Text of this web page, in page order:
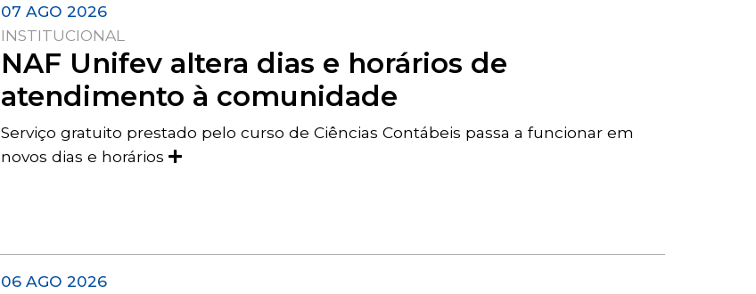
07 AGO 2026
INSTITUCIONAL
NAF Unifev altera dias e horários de
atendimento à comunidade
Serviço gratuito prestado pelo curso de Ciências Contábeis passa a funcionar em
novos dias e horários
06 AGO 2026